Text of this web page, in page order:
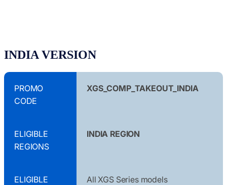
INDIA VERSION
PROMO
CODE
XGS_COMP_TAKEOUT_INDIA
ELIGIBLE
REGIONS
INDIA REGION
ELIGIBLE
All XGS Series models